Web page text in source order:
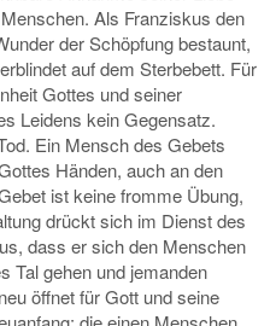
Als Franziskus den
der Schöpfung bestaunt,
auf dem Sterbebett. Für
Gottes und seiner
Leidens kein Gegensatz.
Ein Mensch des Gebets
Händen, auch an den
ist keine fromme Übung,
drückt sich im Dienst des
dass er sich den Menschen
Tal gehen und jemanden
öffnet für Gott und seine